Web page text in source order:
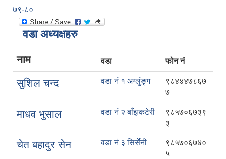
७९-८०
वडा अध्यक्षहरु
नाम वडा फोन नं
सुशिल चन्द वडा नं १ अग्लुंङ्ग
९८४४४७८६७
७
माधव भुसाल वडा नं २ बाँझकटेरी
९८५७०६७३९
३
चेत बहादुर सेन वडा नं ३ सिर्सेनी
९८५७०६७४०
५